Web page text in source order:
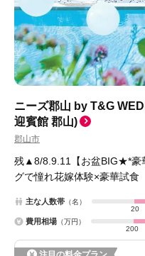
ニーズ郡山 by T&G
迎賓館 郡山)
郡山市
残▲8/8.9.11【お盆BIG★*豪
グで憧れ花嫁体験×豪華試食
主な人数帯 （名）
20
費用相場 （万円）
200